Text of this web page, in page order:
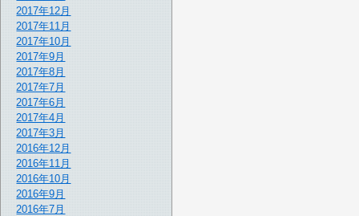
2017年12月
2017年11月
2017年10月
2017年9月
2017年8月
2017年7月
2017年6月
2017年4月
2017年3月
2016年12月
2016年11月
2016年10月
2016年9月
2016年7月